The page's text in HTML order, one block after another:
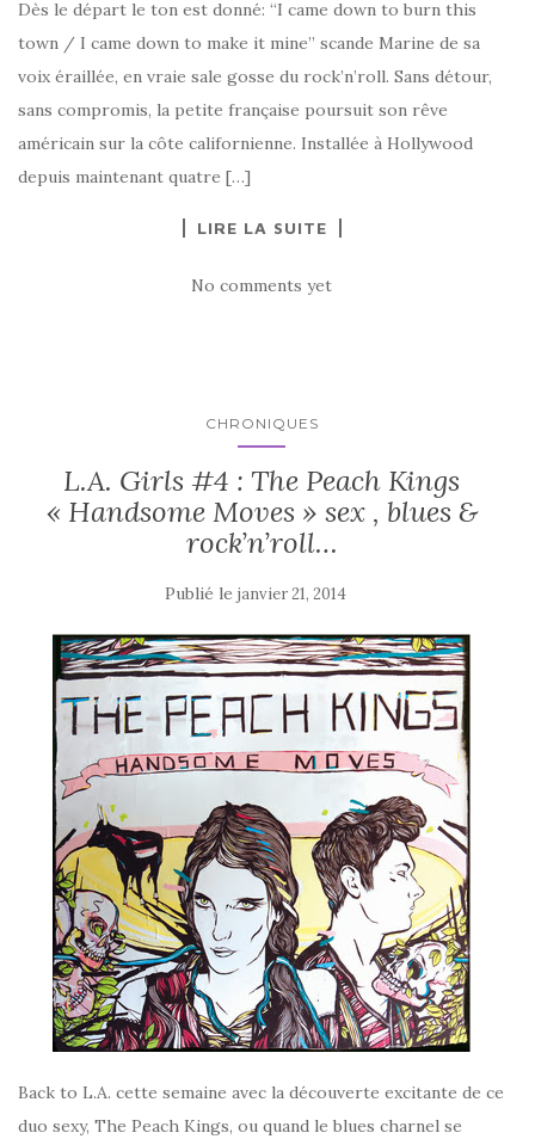
Dès le départ le ton est donné: “I came down to burn this
town / I came down to make it mine” scande Marine de sa
voix éraillée, en vraie sale gosse du rock’n’roll. Sans détour,
sans compromis, la petite française poursuit son rêve
américain sur la côte californienne. Installée à Hollywood
depuis maintenant quatre […]
LIRE LA SUITE
No comments yet
CHRONIQUES
L.A. Girls #4 : The Peach Kings
« Handsome Moves » sex , blues &
rock’n’roll…
Publié le janvier 21, 2014
Back to L.A. cette semaine avec la découverte excitante de ce
duo sexy, The Peach Kings, ou quand le blues charnel se